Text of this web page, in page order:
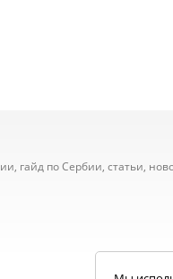
гайд по Сербии, статьи,